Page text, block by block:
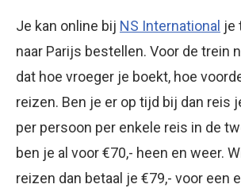
Je kan online bij NS International je
naar Parijs bestellen. Voor de trein
dat hoe vroeger je boekt, hoe
reizen. Ben je er op tijd bij dan reis
per persoon per enkele reis in de
ben je al voor €70,- heen en weer.
reizen dan betaal je €79,- voor een